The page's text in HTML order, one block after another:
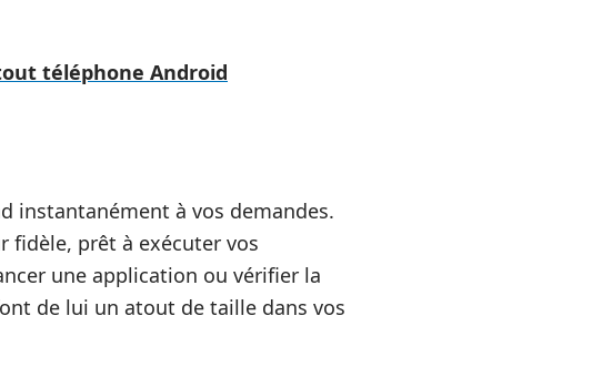
téléphone Android
instantanément à vos demandes.
fidèle, prêt à exécuter vos
une application ou vérifier la
de lui un atout de taille dans vos